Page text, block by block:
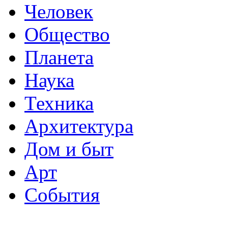
Человек
Общество
Планета
Наука
Техника
Архитектура
Дом и быт
Арт
События